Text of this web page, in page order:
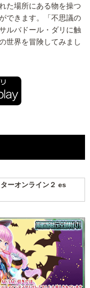
た場所にある物を操つ
できます。「不思議の
ルバドール・ダリに触
世界を冒険してみまし
ーオンライン２ es